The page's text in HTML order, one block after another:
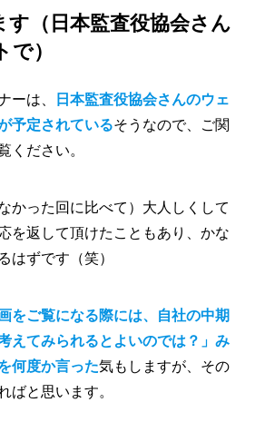
す（日本監査役協会さん
）
ーは、
日本監査役協会さんのウェ
予定されているそうなので、ご関
ください。
かった回に比べて）大人しくして
を返して頂けたこともあり、かな
はずです（笑）
をご覧になる際には、自社の中期
えてみられるとよいのでは？」み
何度か言った気もしますが、その
ばと思います。